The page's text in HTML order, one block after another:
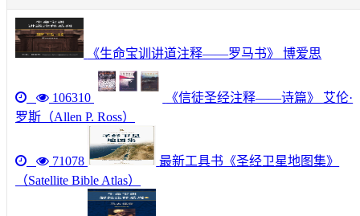
《生命宝训讲道注释——罗马书》 博爱思
106310
《信徒圣经注释——诗篇》 艾伦·
罗斯（Allen P. Ross）
71078
最新工具书《圣经卫星地图集》
（Satellite Bible Atlas）